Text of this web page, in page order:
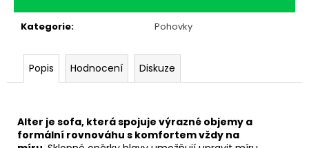
Kategorie: Pohovky
Popis Hodnocení Diskuze
Alter je sofa, která spojuje výrazné objemy a
formální rovnováhu s komfortem vždy na